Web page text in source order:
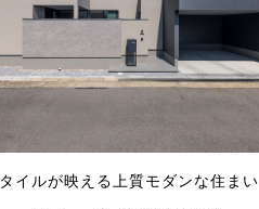
タイルが映える上質モダンな住まい